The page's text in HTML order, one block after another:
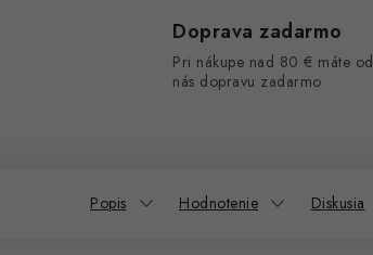
Doprava zadarmo
Pri nákupe nad 80 € máte od
nás dopravu zadarmo
Popis Hodnotenie Diskusia